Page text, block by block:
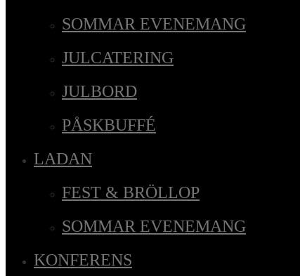
SOMMAR EVENEMANG
JULCATERING
JULBORD
PÅSKBUFFÉ
LADAN
FEST & BRÖLLOP
SOMMAR EVENEMANG
KONFERENS